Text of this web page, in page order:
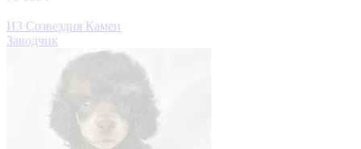
ИЗ Созвездия Камеи
Заводчик